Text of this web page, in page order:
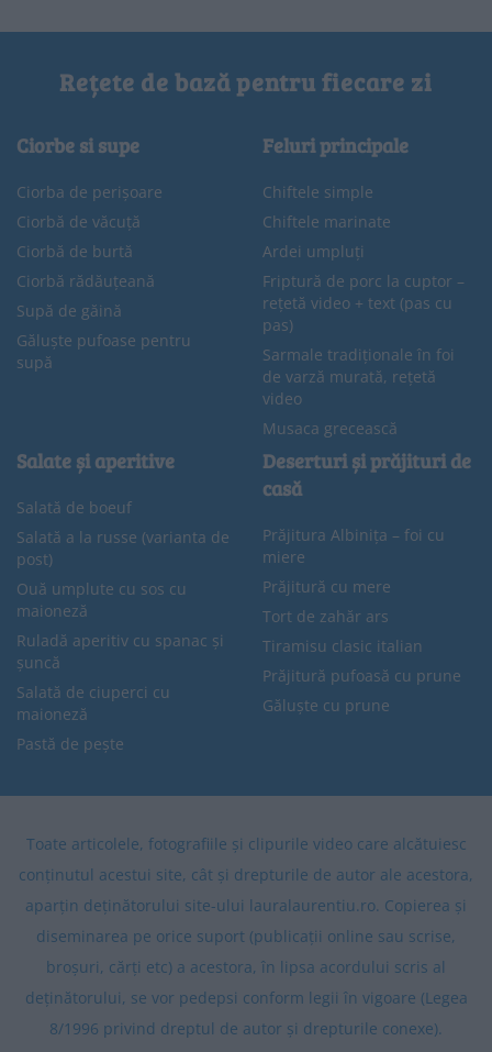
Rețete de bază pentru fiecare zi
Ciorbe si supe
Ciorba de perișoare
Ciorbă de văcuță
Ciorbă de burtă
Ciorbă rădăuțeană
Supă de găină
Găluște pufoase pentru
supă
Feluri principale
Chiftele simple
Chiftele marinate
Ardei umpluți
Friptură de porc la cuptor –
rețetă video + text (pas cu
pas)
Sarmale tradiționale în foi
de varză murată, rețetă
video
Musaca grecească
Salate și aperitive
Salată de boeuf
Salată a la russe (varianta de
post)
Ouă umplute cu sos cu
maioneză
Ruladă aperitiv cu spanac și
șuncă
Salată de ciuperci cu
maioneză
Pastă de pește
Deserturi și prăjituri de
casă
Prăjitura Albinița – foi cu
miere
Prăjitură cu mere
Tort de zahăr ars
Tiramisu clasic italian
Prăjitură pufoasă cu prune
Găluște cu prune
Toate articolele, fotografiile și clipurile video care alcătuiesc
conținutul acestui site, cât și drepturile de autor ale acestora,
aparțin deținătorului site-ului lauralaurentiu.ro. Copierea și
diseminarea pe orice suport (publicații online sau scrise,
broșuri, cărți etc) a acestora, în lipsa acordului scris al
deținătorului, se vor pedepsi conform legii în vigoare (Legea
8/1996 privind dreptul de autor și drepturile conexe).